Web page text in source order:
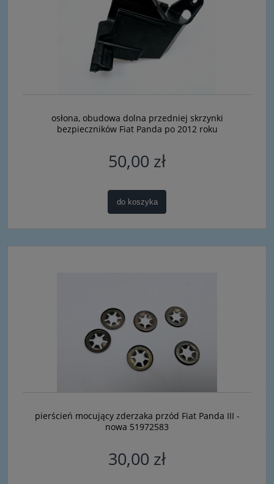
osłona, obudowa dolna przedniej skrzynki
bezpieczników Fiat Panda po 2012 roku
50,00 zł
do koszyka
pierścień mocujący zderzaka przód Fiat Panda III -
nowa 51972583
30,00 zł